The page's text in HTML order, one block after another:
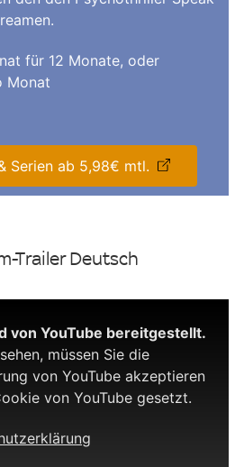
für 12 Monate, oder
Monat
Serien ab 5,98€ mtl.
Trailer Deutsch
von YouTube bereitgestellt.
müssen Sie die
von YouTube akzeptieren
von YouTube gesetzt.